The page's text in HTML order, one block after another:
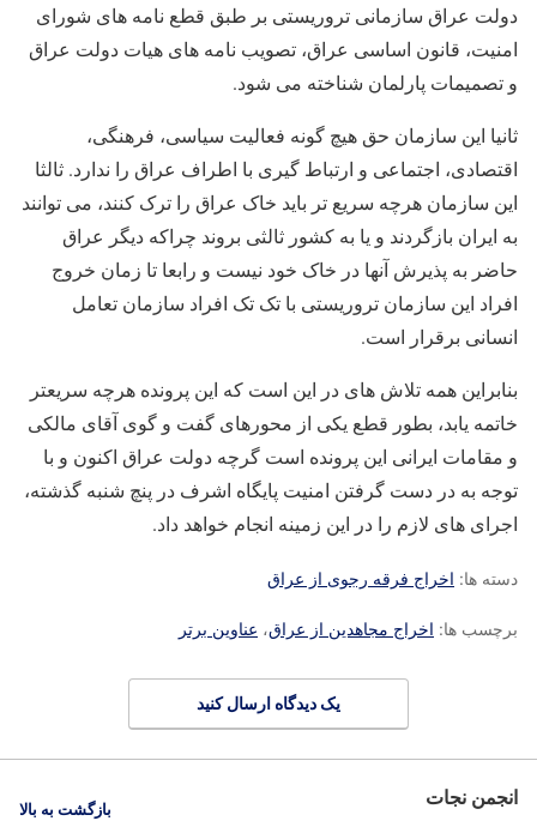
دولت عراق سازمانی تروریستی بر طبق قطع نامه های شورای
امنیت، قانون اساسی عراق، تصویب نامه های هیات دولت عراق
و تصمیمات پارلمان شناخته می شود.
ثانیا این سازمان حق هیچ گونه فعالیت سیاسی، فرهنگی،
اقتصادی، اجتماعی و ارتباط گیری با اطراف عراق را ندارد. ثالثا
این سازمان هرچه سریع تر باید خاک عراق را ترک کنند، می توانند
به ایران بازگردند و یا به کشور ثالثی بروند چراکه دیگر عراق
حاضر به پذیرش آنها در خاک خود نیست و رابعا تا زمان خروج
افراد این سازمان تروریستی با تک تک افراد سازمان تعامل
انسانی برقرار است.
بنابراین همه تلاش های در این است که این پرونده هرچه سریعتر
خاتمه یابد، بطور قطع یکی از محورهای گفت و گوی آقای مالکی
و مقامات ایرانی این پرونده است گرچه دولت عراق اکنون و با
توجه به در دست گرفتن امنیت پایگاه اشرف در پنچ شنبه گذشته،
اجرای های لازم را در این زمینه انجام خواهد داد.
دسته ها: اخراج فرقه رجوی از عراق
برچسب ها: اخراج مجاهدین از عراق، عناوین برتر
یک دیدگاه ارسال کنید
انجمن نجات بازگشت به بالا